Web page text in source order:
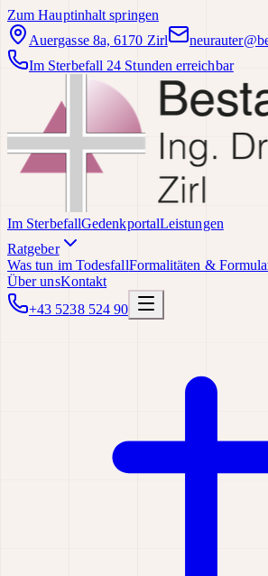
Zum Hauptinhalt springen
Auergasse 8a, 6170 Zirl
Im Sterbefall 24 Stunden erreichbar
Im SterbefallGedenkportalLeistungen
Ratgeber
Was tun im TodesfallFormalitäten &
Über unsKontakt
+43 5238 524 90